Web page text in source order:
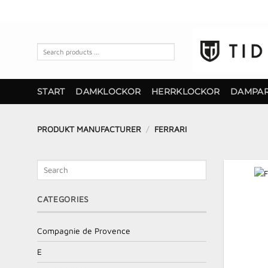
START DAMKLOCKOR HERRKLOCKOR
PRODUKT MANUFACTURER / FERRARI
CATEGORIES
Compagnie de Provence
E